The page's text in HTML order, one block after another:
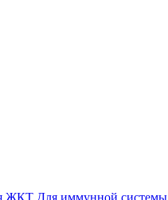
ЖКТ Для иммунной системы